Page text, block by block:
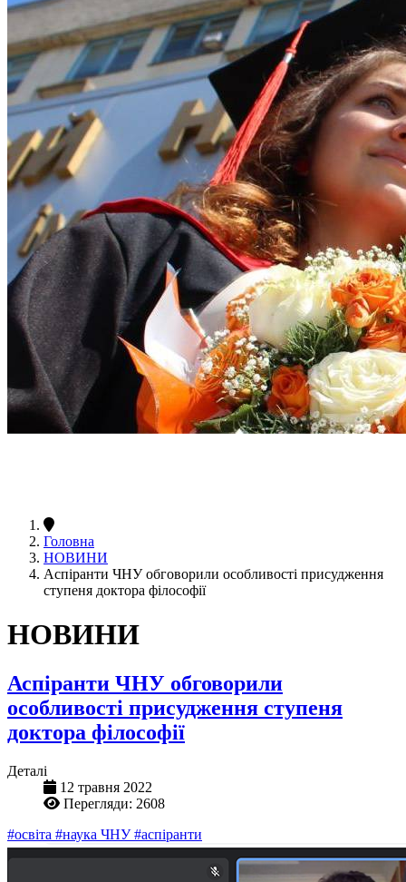
Головна
НОВИНИ
Аспіранти ЧНУ обговорили особливості присудження
ступеня доктора філософії
НОВИНИ
Аспіранти ЧНУ обговорили
особливості присудження ступеня
доктора філософії
Деталі
12 травня 2022
Перегляди: 2608
#освіта #наука ЧНУ#аспіранти